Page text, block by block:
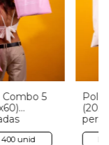
5
400 unid